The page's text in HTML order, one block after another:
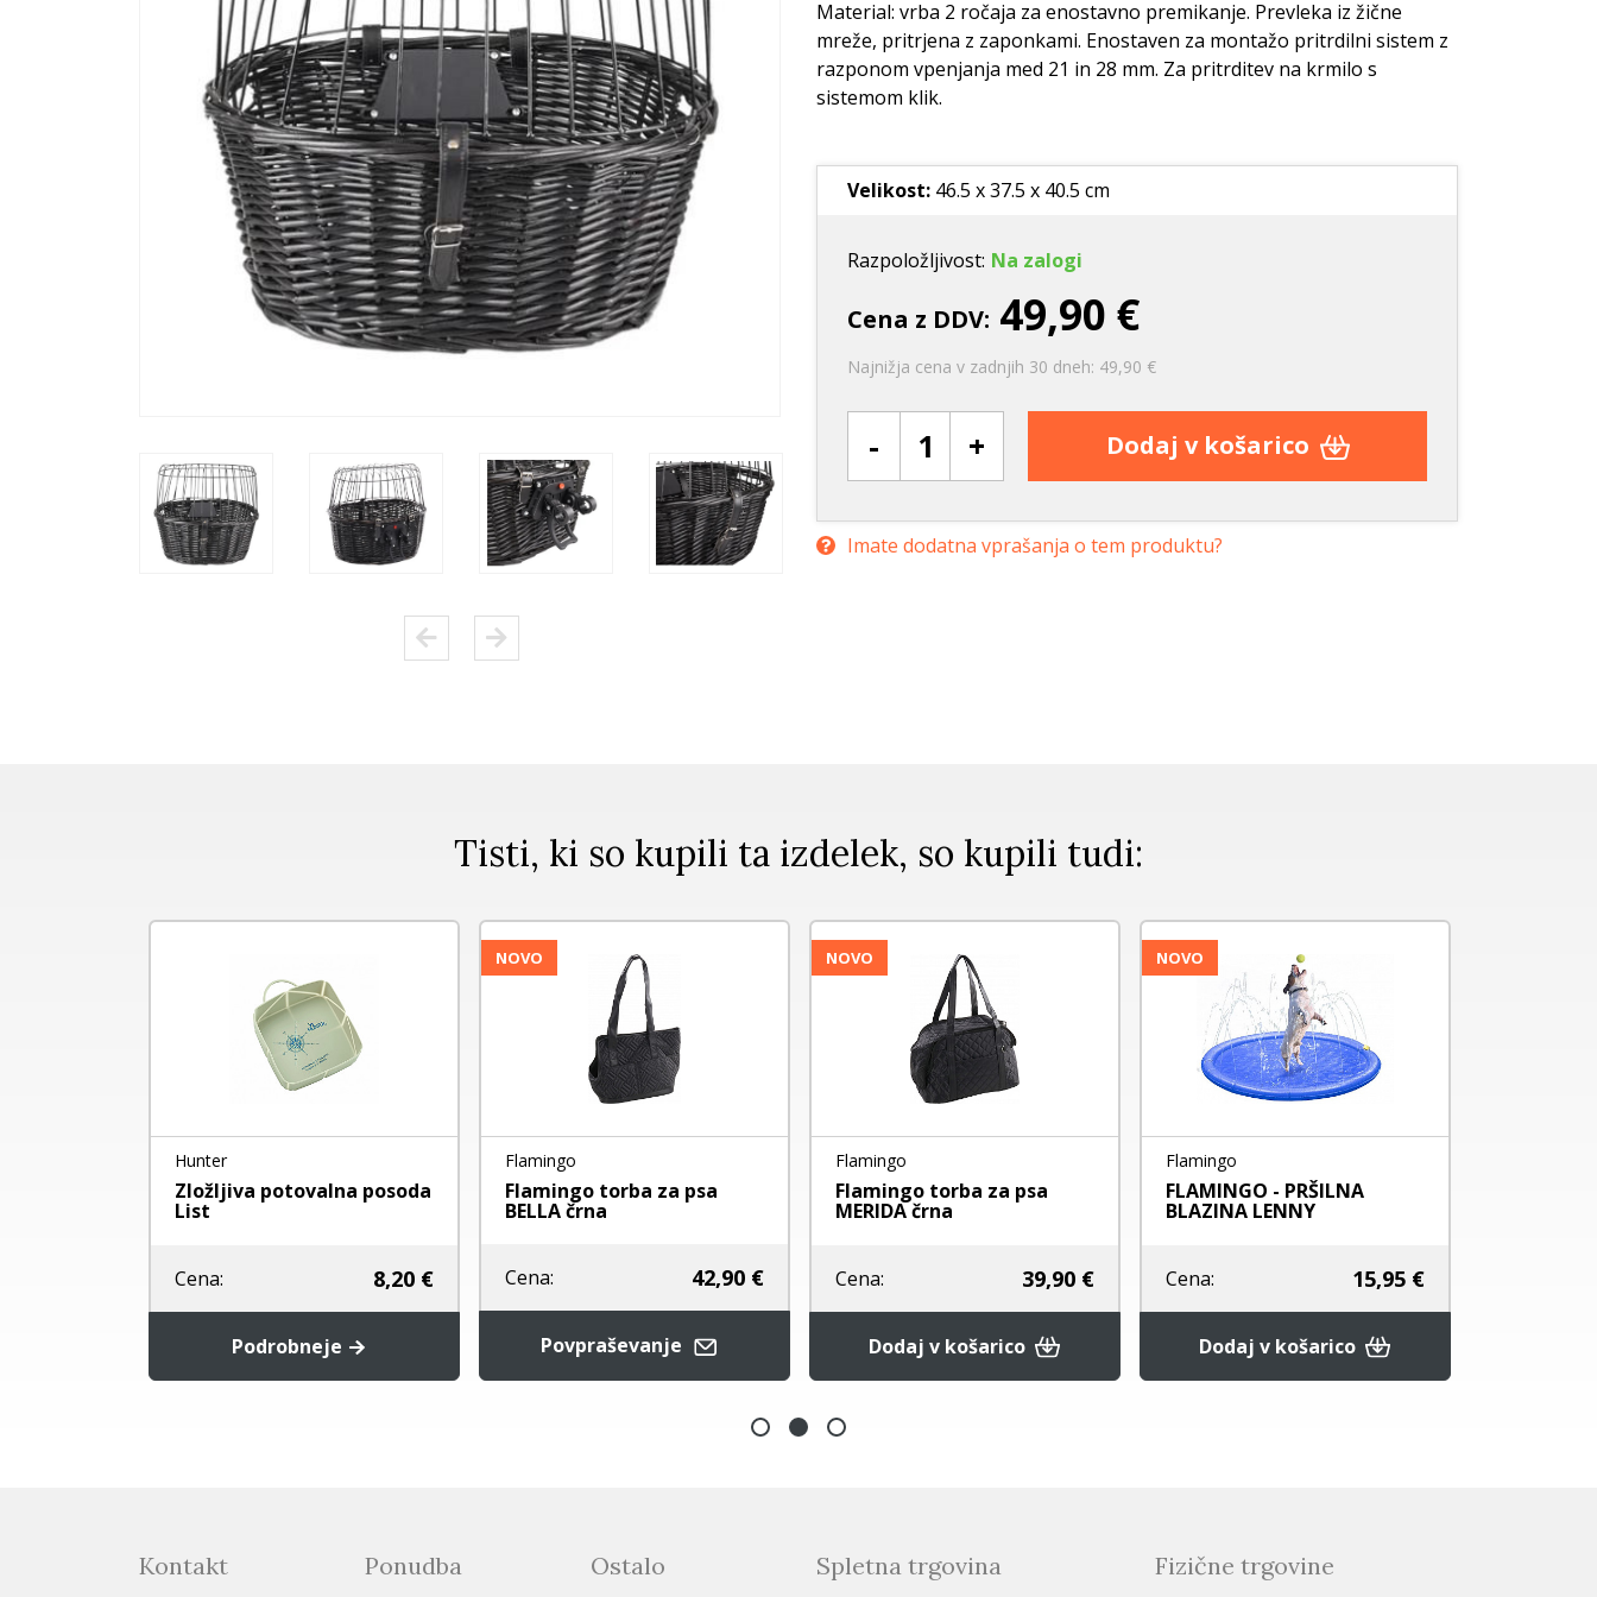
Ležišča
Oprtnice
Posode
Trening in učenje
Potovanje in počitnice
Oprema za mladiče
Oblačila
Odsevni in utripajoči izdelki
Frizbi in metanje
Igrače za vleko
Interaktivne igrače
Nega zob
Kozmetika
Vrečke za pobiranje
Posode
Praskalna drevesa
Nega zob
Stranišča in posipi
Material: vrba 2 ročaja za enostavno premikanje. Prevleka iz žične
mreže, pritrjena z zaponkami. Enostaven za montažo pritrdilni sistem z
razponom vpenjanja med 21 in 28 mm. Za pritrditev na krmilo s
sistemom klik.
Velikost: 46.5 x 37.5 x 40.5 cm
Razpoložljivost: Na zalogi
Cena z DDV: 49,90 €
Najnižja cena v zadnjih 30 dneh: 49,90 €
- + Dodaj v košarico
Imate dodatna vprašanja o tem produktu?
Tisti, ki so kupili ta izdelek, so kupili tudi:
Hunter
Zložljiva potovalna posoda
List
Cena: 8,20 €
Podrobneje
NOVO
Flamingo
Flamingo torba za psa
BELLA črna
Cena: 42,90 €
Povpraševanje
NOVO
Flamingo
Flamingo torba za psa
MERIDA črna
Cena: 39,90 €
Dodaj v košarico
NOVO
Flamingo
FLAMINGO - PRŠILNA
BLAZINA LENNY
Cena: 15,95 €
Dodaj v košarico
Kontakt Ponudba Ostalo Spletna trgovina Fizične trgovine